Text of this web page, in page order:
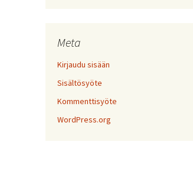
Meta
Kirjaudu sisään
Sisältösyöte
Kommenttisyöte
WordPress.org